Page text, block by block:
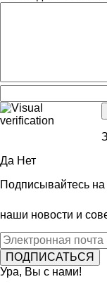
Да Нет
Подписывайтесь на
наши новости и
Ура, Вы с нами!